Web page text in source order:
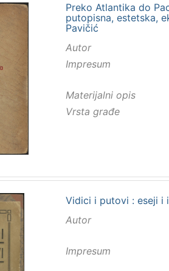
Preko Atlantika do
putopisna, estetska,
Pavičić
Autor
Impresum
Materijalni opis
Vrsta građe
Vidici i putovi : eseji i
Autor
Impresum